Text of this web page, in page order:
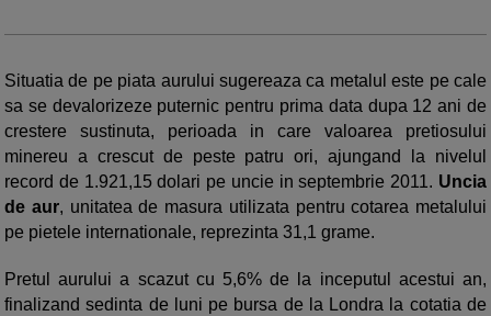
Situatia de pe piata aurului sugereaza ca metalul este pe cale
sa se devalorizeze puternic pentru prima data dupa 12 ani de
crestere sustinuta, perioada in care valoarea pretiosului
minereu a crescut de peste patru ori, ajungand la nivelul
record de 1.921,15 dolari pe uncie in septembrie 2011. Uncia
de aur, unitatea de masura utilizata pentru cotarea metalului
pe pietele internationale, reprezinta 31,1 grame.
Pretul aurului a scazut cu 5,6% de la inceputul acestui an,
finalizand sedinta de luni pe bursa de la Londra la cotatia de